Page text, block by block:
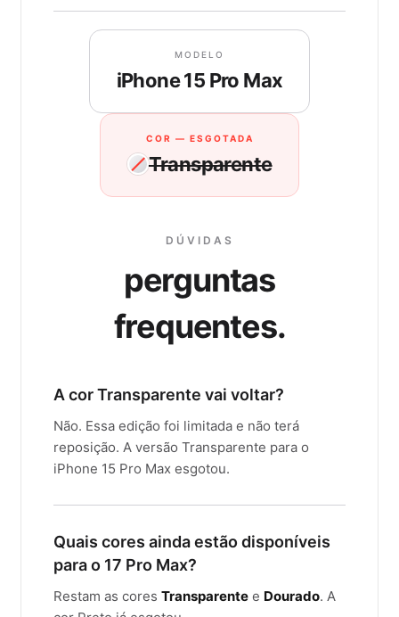
MODELO
iPhone 15 Pro Max
COR — ESGOTADA
Transparente
DÚVIDAS
perguntas
frequentes.
A cor Transparente vai voltar?
Não. Essa edição foi limitada e não terá
reposição. A versão Transparente para o
iPhone 15 Pro Max esgotou.
Quais cores ainda estão disponíveis
para o 17 Pro Max?
Restam as cores Transparente e Dourado. A